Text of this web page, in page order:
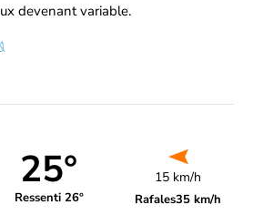
devenant variable.
25°
Ressenti 26°
15 km/h
Rafales35 km/h